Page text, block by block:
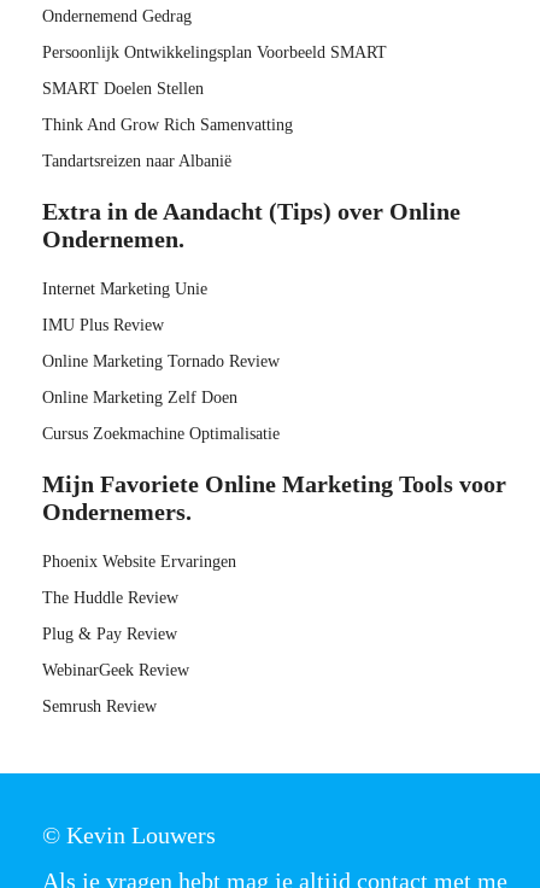
Ondernemend Gedrag
Persoonlijk Ontwikkelingsplan Voorbeeld SMART
SMART Doelen Stellen
Think And Grow Rich Samenvatting
Tandartsreizen naar Albanië
Extra in de Aandacht (Tips) over Online
Ondernemen.
Internet Marketing Unie
IMU Plus Review
Online Marketing Tornado Review
Online Marketing Zelf Doen
Cursus Zoekmachine Optimalisatie
Mijn Favoriete Online Marketing Tools voor
Ondernemers.
Phoenix Website Ervaringen
The Huddle Review
Plug & Pay Review
WebinarGeek Review
Semrush Review
© Kevin Louwers
Als je vragen hebt mag je altijd contact met me